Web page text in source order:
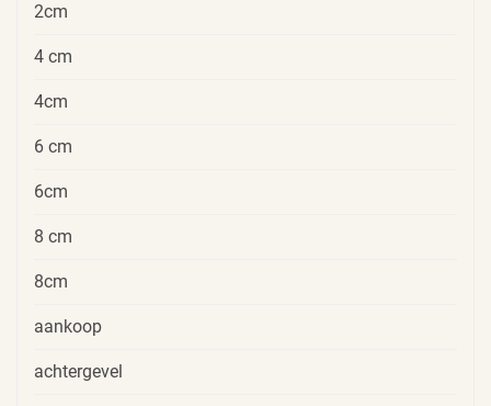
2cm
4 cm
4cm
6 cm
6cm
8 cm
8cm
aankoop
achtergevel